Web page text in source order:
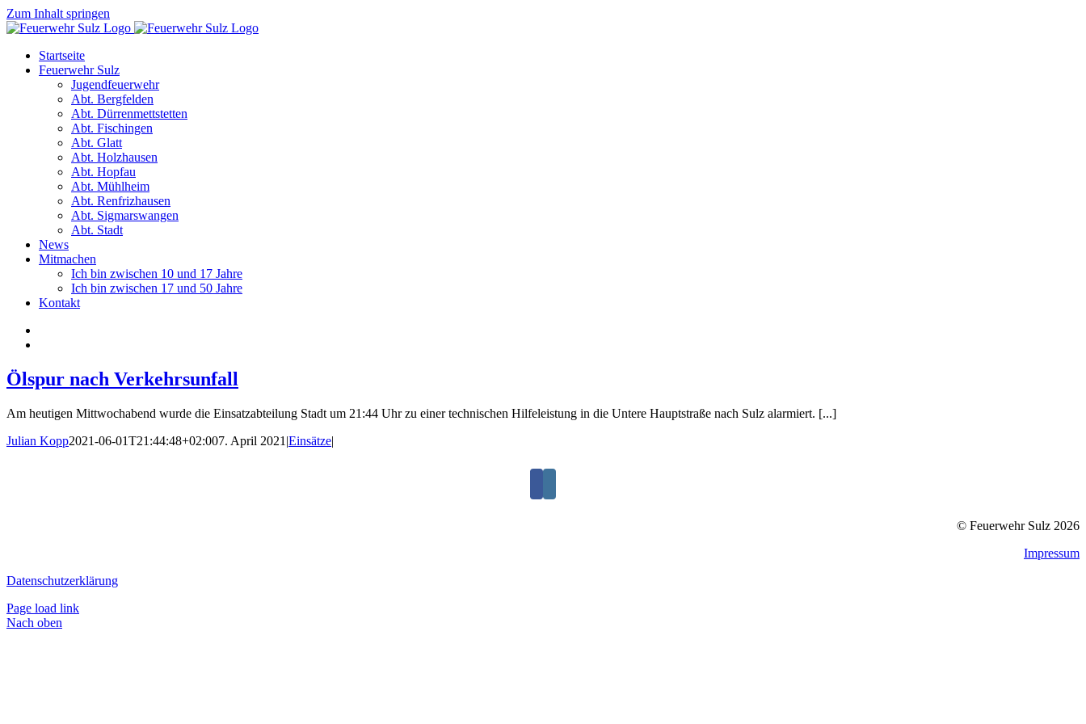
Zum Inhalt springen
Startseite
Feuerwehr Sulz
Jugendfeuerwehr
Abt. Bergfelden
Abt. Dürrenmettstetten
Abt. Fischingen
Abt. Glatt
Abt. Holzhausen
Abt. Hopfau
Abt. Mühlheim
Abt. Renfrizhausen
Abt. Sigmarswangen
Abt. Stadt
News
Mitmachen
Ich bin zwischen 10 und 17 Jahre
Ich bin zwischen 17 und 50 Jahre
Kontakt
Ölspur nach Verkehrsunfall
Am heutigen Mittwochabend wurde die Einsatzabteilung Stadt um 21:44 Uhr zu einer technischen Hilfeleistung in die Untere Hauptstraße nach Sulz alarmiert. [...]
Julian Kopp2021-06-01T21:44:48+02:007. April 2021 |Einsätze|
© Feuerwehr Sulz 2026
Impressum
Datenschutzerklärung
Page load link
Nach oben